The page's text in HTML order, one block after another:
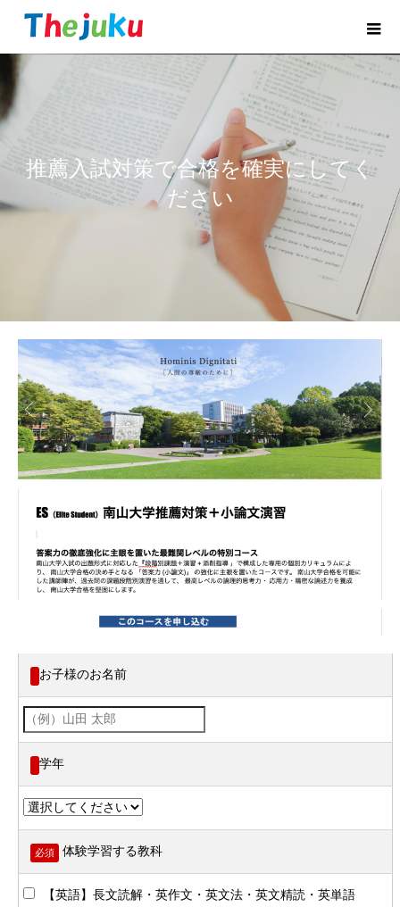
推薦入試対策で合格を確実にしてく
ださい
お子様のお名前
学年
必須 体験学習する教科
【英語】長文読解・英作文・英文法・英文精読・英単語